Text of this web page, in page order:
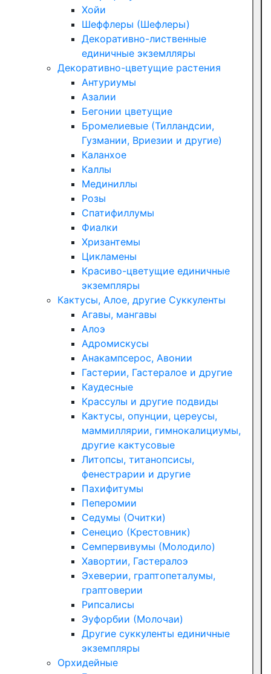
Хойи
Шеффлеры (Шефлеры)
Декоративно-лиственные
единичные экземлляры
Декоративно-цветущие растения
Антуриумы
Азалии
Бегонии цветущие
Бромелиевые (Тилландсии,
Гузмании, Вриезии и другие)
Каланхое
Каллы
Мединиллы
Розы
Спатифиллумы
Фиалки
Хризантемы
Цикламены
Красиво-цветущие единичные
экземпляры
Кактусы, Алое, другие Суккуленты
Агавы, мангавы
Алоэ
Адромискусы
Анакампсерос, Авонии
Гастерии, Гастералое и другие
Каудесные
Крассулы и другие подвиды
Кактусы, опунции, цереусы,
маммиллярии, гимнокалициумы,
другие кактусовые
Литопсы, титанопсисы,
фенестрарии и другие
Пахифитумы
Пеперомии
Седумы (Очитки)
Сенецио (Крестовник)
Семпервивумы (Молодило)
Хавортии, Гастералоэ
Эхеверии, граптопеталумы,
граптоверии
Рипсалисы
Эуфорбии (Молочаи)
Другие суккуленты единичные
экземпляры
Орхидейные